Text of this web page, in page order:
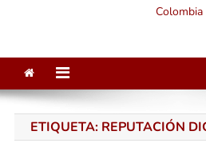
Colombia
ETIQUETA: REPUTACIÓN